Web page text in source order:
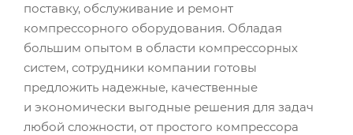
поставку, обслуживание и ремонт
компрессорного оборудования. Обладая
большим опытом в области компрессорных
систем, сотрудники компании готовы
предложить надежные, качественные
и экономически выгодные решения для задач
любой сложности, от простого компрессора